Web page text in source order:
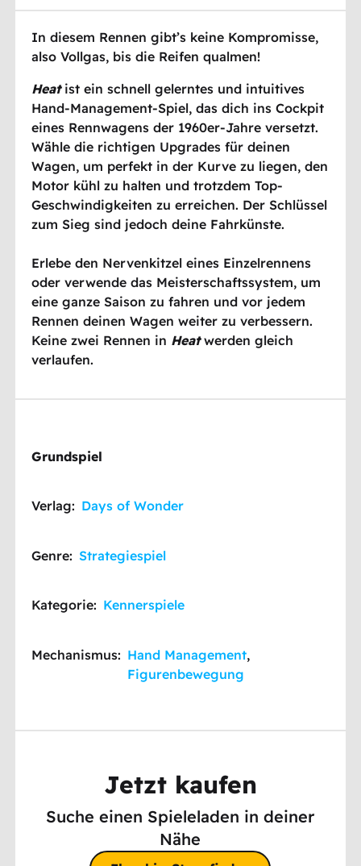
In diesem Rennen gibt’s keine Kompromisse,
also Vollgas, bis die Reifen qualmen!
Heatist ein schnell gelerntes und intuitives
Hand-Management-Spiel, das dich ins Cockpit
eines Rennwagens der 1960er-Jahre versetzt.
Wähle die richtigen Upgrades für deinen
Wagen, um perfekt in der Kurve zu liegen, den
Motor kühl zu halten und trotzdem Top-
Geschwindigkeiten zu erreichen. Der Schlüssel
zum Sieg sind jedoch deine Fahrkünste.
Erlebe den Nervenkitzel eines Einzelrennens
oder verwende das Meisterschaftssystem, um
eine ganze Saison zu fahren und vor jedem
Rennen deinen Wagen weiter zu verbessern.
Keine zwei Rennen in Heatwerden gleich
verlaufen.
Grundspiel
Verlag: Days of Wonder
Genre: Strategiespiel
Kategorie: Kennerspiele
Mechanismus: Hand Management,
Figurenbewegung
Jetzt kaufen
Suche einen Spieleladen in deiner
Nähe